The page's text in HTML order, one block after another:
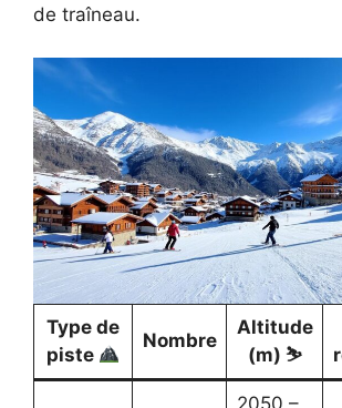
de traîneau.
Type de
piste
Nombre
Altitude
(m) ⛷️
2050 –